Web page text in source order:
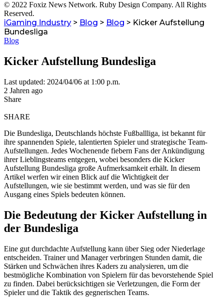
© 2022 Foxiz News Network. Ruby Design Company. All Rights
Reserved.
iGaming Industry > Blog > Blog > Kicker Aufstellung
Bundesliga
Blog
Kicker Aufstellung Bundesliga
Last updated: 2024/04/06 at 1:00 p.m.
2 Jahren ago
Share
SHARE
Die Bundesliga, Deutschlands höchste Fußballliga, ist bekannt für
ihre spannenden Spiele, talentierten Spieler und strategische Team-
Aufstellungen. Jedes Wochenende fiebern Fans der Ankündigung
ihrer Lieblingsteams entgegen, wobei besonders die Kicker
Aufstellung Bundesliga große Aufmerksamkeit erhält. In diesem
Artikel werfen wir einen Blick auf die Wichtigkeit der
Aufstellungen, wie sie bestimmt werden, und was sie für den
Ausgang eines Spiels bedeuten können.
Die Bedeutung der Kicker Aufstellung in
der Bundesliga
Eine gut durchdachte Aufstellung kann über Sieg oder Niederlage
entscheiden. Trainer und Manager verbringen Stunden damit, die
Stärken und Schwächen ihres Kaders zu analysieren, um die
bestmögliche Kombination von Spielern für das bevorstehende Spiel
zu finden. Dabei berücksichtigen sie Verletzungen, die Form der
Spieler und die Taktik des gegnerischen Teams.